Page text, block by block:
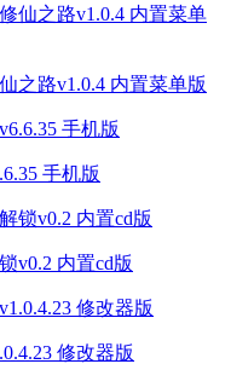
之路v1.0.4 内置菜单版
手机版
v0.2 内置cd版
修改器版